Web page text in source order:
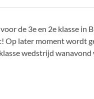
de 3e en 2e klasse in
Op later moment wordt
wedstrijd wanavond